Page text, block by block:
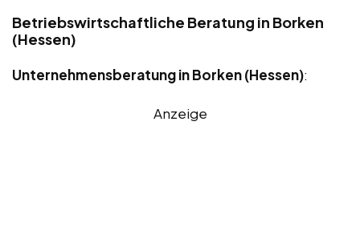
Betriebswirtschaftliche Beratung in Borken
(Hessen)
Unternehmensberatung in Borken (Hessen):
Anzeige